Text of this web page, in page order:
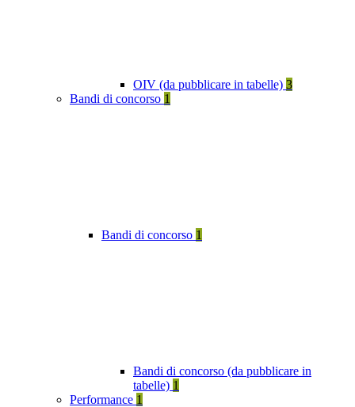
OIV (da pubblicare in tabelle) 3
Bandi di concorso 1
Bandi di concorso 1
Bandi di concorso (da pubblicare in
tabelle) 1
Performance 1